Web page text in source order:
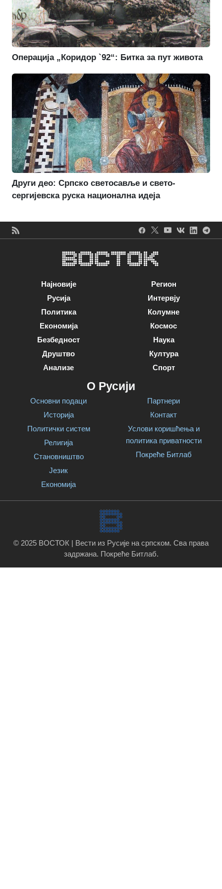
Операција „Коридор `92“: Битка за пут живота
Други део: Српско светосавље и свето-
сергијевска руска национална идеја
Најновије
Русија
Политика
Економија
Безбедност
Друштво
Анализе
Регион
Интервју
Колумне
Космос
Наука
Култура
Спорт
О Русији
Основни подаци
Историја
Политички систем
Религија
Становништво
Језик
Економија
Партнери
Контакт
Услови коришћења и
политика приватности
Покреће Битлаб
© 2025 ВОСТОК | Вести из Русије на српском. Сва права
задржана. Покреће Битлаб.